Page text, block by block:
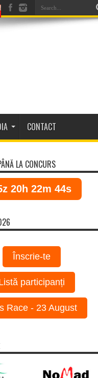
CONTACT
LA CONCURS
20h 22m 44s
Înscrie-te
participanți
Race - 23 August